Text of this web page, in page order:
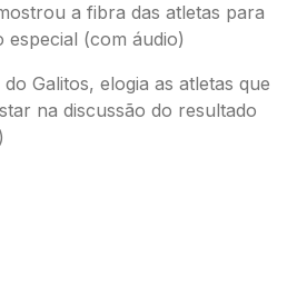
a fibra das atletas para
(com áudio)
Galitos, elogia as atletas que
na discussão do resultado